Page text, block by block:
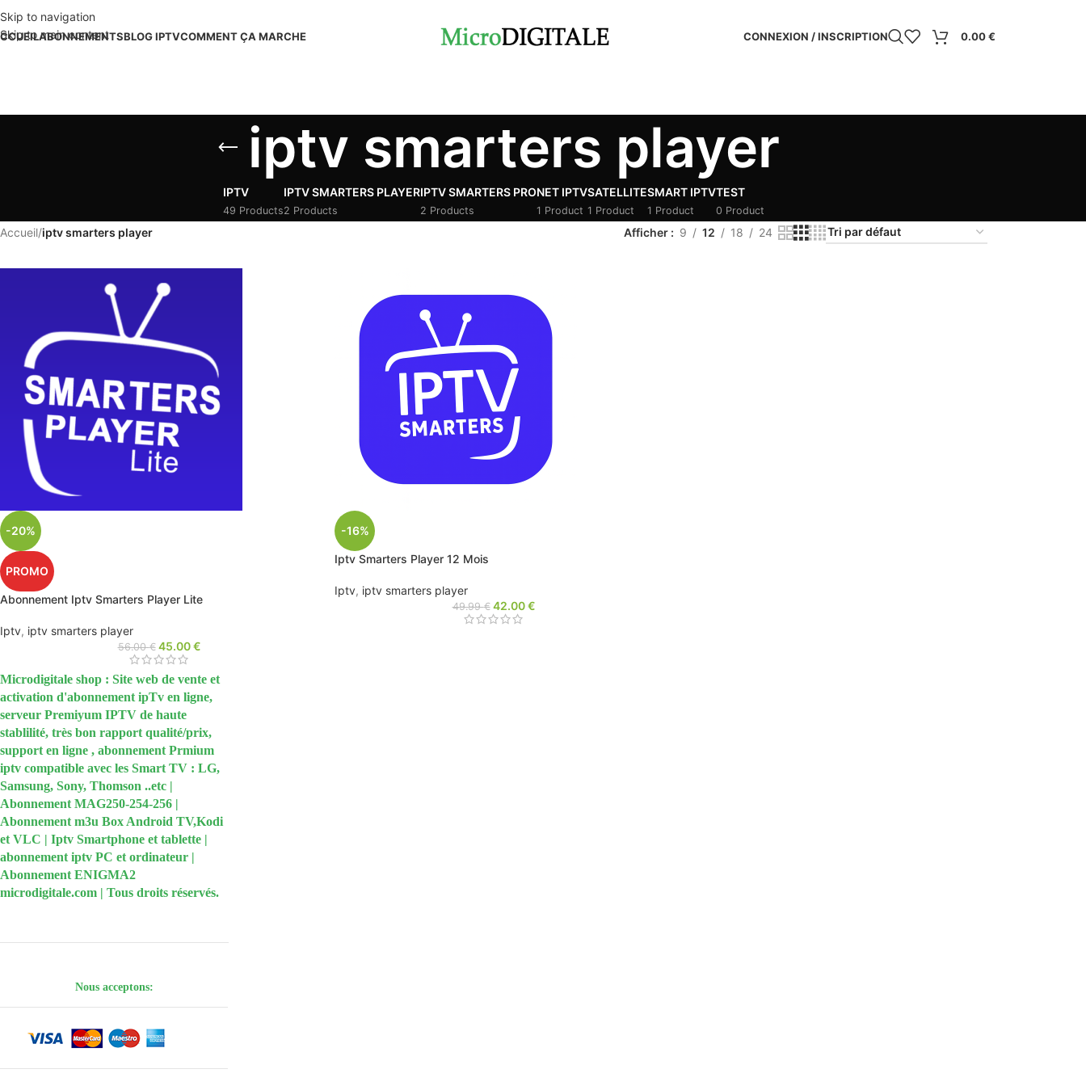
Skip to navigation
Skip to main content
ABONNEMENTSBLOG IPTVCOMMENT ÇA MARCHE CONNEXION / INSCRIPTION 0.00€
iptv smarters player
IPTV
49 Products
IPTV SMARTERS PLAYER
2 Products
IPTV SMARTERS PRO
2 Products
NET IPTV
1 Product
SATELLITE
1 Product
SMART IPTV
1 Product
TEST
0 Product
Accueil/iptv smarters player Afficher 9 12 18 24
-20%
PROMO
Abonnement Iptv Smarters Player Lite
Iptv, iptv smarters player
56.00€ 45.00€
-16%
Iptv Smarters Player 12 Mois
Iptv, iptv smarters player
49.99€ 42.00€
Microdigitale shop : Site web de vente et
activation d'abonnement ipTv en ligne,
serveur Premiyum IPTV de haute
stablilité, très bon rapport qualité/prix,
support en ligne , abonnement Prmium
iptv compatible avec les Smart TV : LG,
Samsung, Sony, Thomson ..etc |
Abonnement MAG250-254-256 |
Abonnement m3u Box Android TV,Kodi
et VLC | Iptv Smartphone et tablette |
abonnement iptv PC et ordinateur |
Abonnement ENIGMA2
microdigitale.com | Tous droits réservés.
Nous acceptons: